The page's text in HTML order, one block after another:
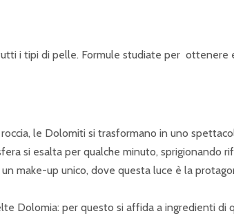
i tipi di pelle. Formule studiate per
le Dolomiti si trasformano in uno
si esalta per qualche minuto, sprigionando
make-up unico, dove questa luce è la
Dolomia: per questo si affida a ingredienti